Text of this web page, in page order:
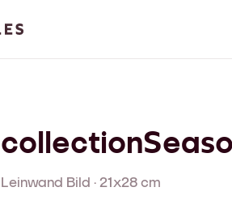
Leinwand Bild · 21x28 cm